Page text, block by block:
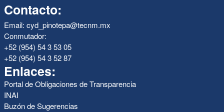
Contacto:
Email: cyd_pinotepa@tecnm.mx
Conmutador:
+52 (954) 54 3 53 05
+52 (954) 54 3 52 87
Enlaces:
Portal de Obligaciones de Transparencia
INAI
Buzón de Sugerencias